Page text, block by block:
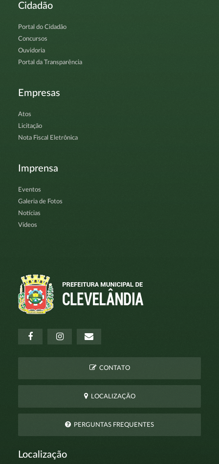
Cidadão
Portal do Cidadão
Concursos
Ouvidoria
Portal da Transparência
Empresas
Atos
Licitação
Nota Fiscal Eletrônica
Imprensa
Eventos
Galeria de Fotos
Notícias
Vídeos
CONTATO
LOCALIZAÇÃO
PERGUNTAS FREQUENTES
Localização